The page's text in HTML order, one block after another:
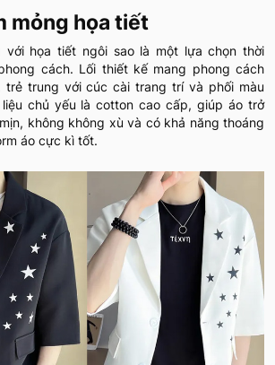
mỏng họa tiết
với họa tiết ngôi sao là một lựa chọn thời
cách. Lối thiết kế mang phong cách
trẻ trung với cúc cài trang trí và phối màu
chủ yếu là cotton cao cấp, giúp áo trở
không không xù và có khả năng thoáng
áo cực kì tốt.